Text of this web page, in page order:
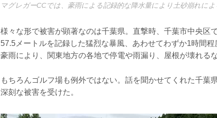
マグレガーCCでは、豪雨による記録的な降水量により土砂崩れに
様々な形で被害が顕著なのは千葉県。直撃時、千葉市中央区
57.5メートルを記録した猛烈な暴風、あわせてわずか1時間
豪雨により、関東地方の各地で停電や雨漏り、屋根が壊れる
もちろんゴルフ場も例外ではない。話を聞かせてくれた千葉
深刻な被害を受けた。